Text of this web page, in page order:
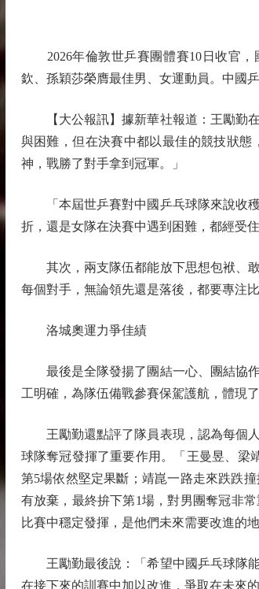
2026年倫敦世乒賽團體賽10日收官，
欽、孫穎莎榮膺最佳男、女運動員。中國
【大公報訊】據新華社報道：王勵勤在
與困難，但在決賽中都以最佳的競技狀
神，戰勝了對手拿到冠軍。」
「本屆世乒賽對中國乒乓球隊來說收穫
折，還是女隊在決賽中遇到困難，都經受住
其次，兩支隊伍都能放下思想包袱、敢
每個對手，無論領先還是落後，都要專注比
洛城奧運力爭佳績
最後是全隊發揚了團結一心、團結協作
工明確，為隊伍備戰參賽保駕護航，體現
王勵勤還點評了隊員表現，認為每個人
球隊奪冠發揮了重要作用。「王曼昱、梁
第5場依然堅定果斷；靖崑一路走來跌跌
有放棄，最終拚下第1場，對男團奪冠非
比賽中穩定發揮，是他們未來需要改進的地
王勵勤最後說：「希望中國乒乓球隊能
在接下來的訓賽中加以改進，爭取在未來